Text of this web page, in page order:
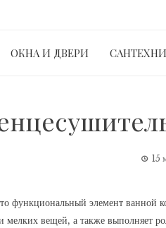
ОКНА И ДВЕРИ
15
функциональный элемент ванной
вещей, а также выполняет